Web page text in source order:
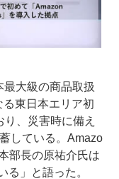
大級の商品取扱
東日本エリア初
、災害時に備え
している。Amazo
部長の原祐介氏は
る」と語った。